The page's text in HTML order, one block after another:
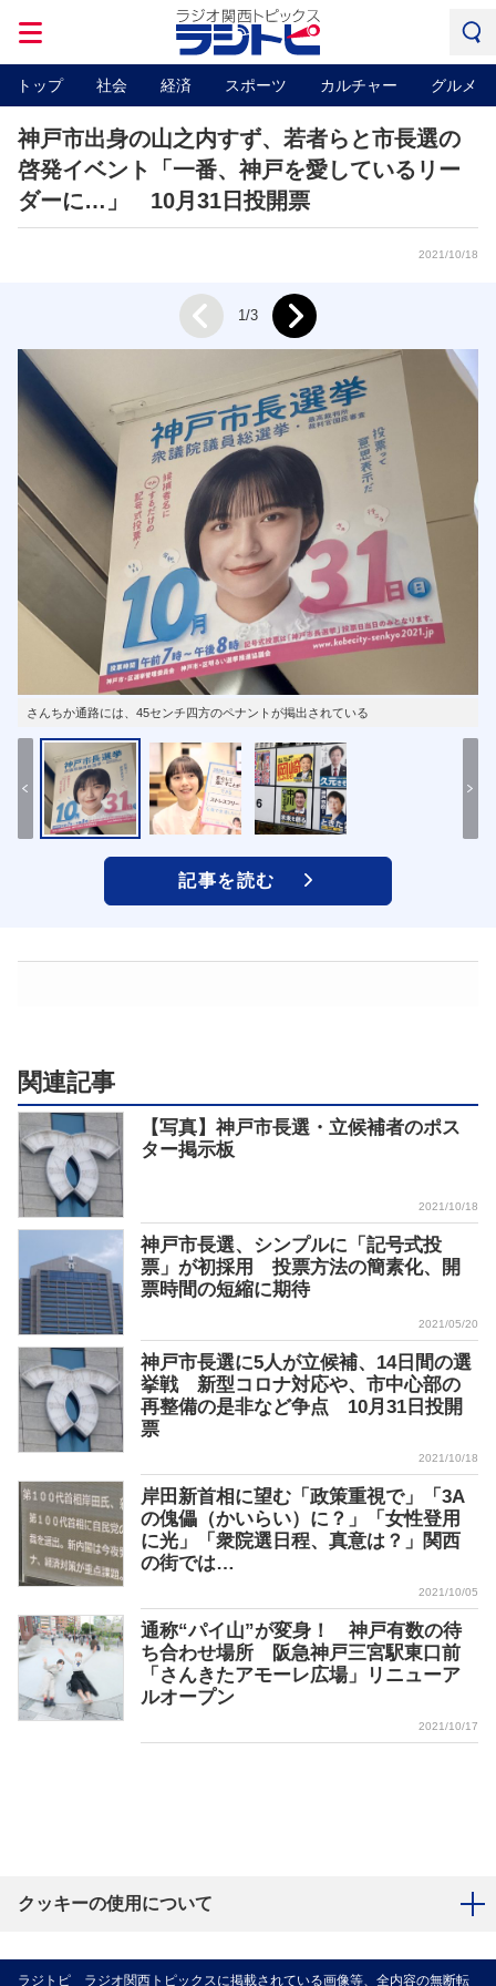
トップ 社会 経済 スポーツ カルチャー グルメ
神戸市出身の山之内すず、若者らと市長選の
啓発イベント「一番、神戸を愛しているリー
ダーに…」 10月31日投開票
2021/10/18
さんちか通路には、45センチ四方のペナントが掲出されている
Prev 1/3 Next
記事を読む
関連記事
【写真】神戸市長選・立候補者のポス
ター掲示板
2021/10/18
神戸市長選、シンプルに「記号式投
票」が初採用 投票方法の簡素化、開
票時間の短縮に期待
2021/05/20
神戸市長選に5人が立候補、14日間の選
挙戦 新型コロナ対応や、市中心部の
再整備の是非など争点 10月31日投開
票
2021/10/18
岸田新首相に望む「政策重視で」「3A
の傀儡（かいらい）に？」「女性登用
に光」「衆院選日程、真意は？」関西
の街では…
2021/10/05
通称“パイ山”が変身！ 神戸有数の待
ち合わせ場所 阪急神戸三宮駅東口前
「さんきたアモーレ広場」リニューア
ルオープン
2021/10/17
クッキーの使用について
ラジトピ ラジオ関西トピックスに掲載されている画像等、全内容の無断転